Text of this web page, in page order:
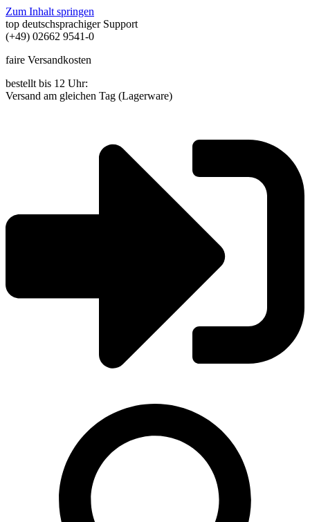
Zum Inhalt springen
top deutschsprachiger Support
(+49) 02662 9541-0
faire Versandkosten
bestellt bis 12 Uhr:
Versand am gleichen Tag (Lagerware)